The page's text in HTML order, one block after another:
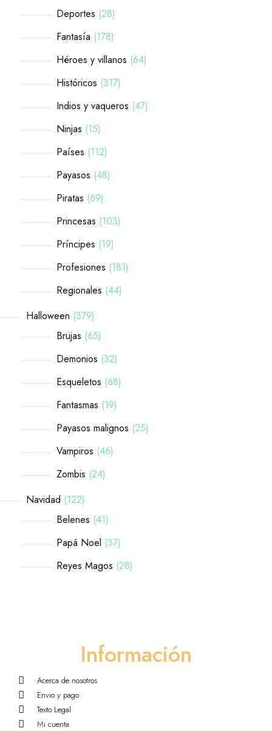
Deportes 28
Fantasía 178
Héroes y villanos 64
Históricos 317
Indios y vaqueros 47
Ninjas 15
Países 112
Payasos 48
Piratas 69
Princesas 103
Príncipes 19
Profesiones 181
Regionales 44
Halloween 379
Brujas 65
Demonios 32
Esqueletos 68
Fantasmas 19
Payasos malignos 25
Vampiros 46
Zombis 24
Navidad 122
Belenes 41
Papá Noel 37
Reyes Magos 28
Información
Acerca de nosotros
Envio y pago
Texto Legal
Mi cuenta